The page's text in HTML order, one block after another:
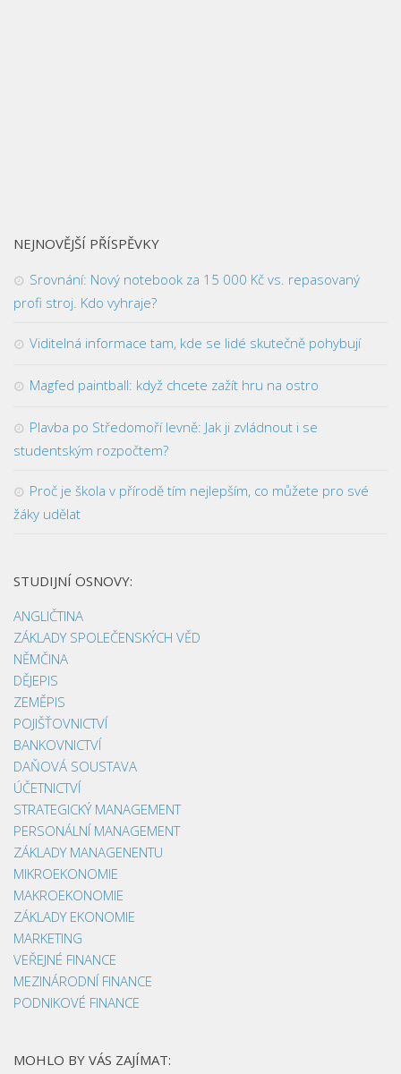
NEJNOVĚJŠÍ PŘÍSPĚVKY
Srovnání: Nový notebook za 15 000 Kč vs. repasovaný
profi stroj. Kdo vyhraje?
Viditelná informace tam, kde se lidé skutečně pohybují
Magfed paintball: když chcete zažít hru na ostro
Plavba po Středomoří levně: Jak ji zvládnout i se
studentským rozpočtem?
Proč je škola v přírodě tím nejlepším, co můžete pro své
žáky udělat
STUDIJNÍ OSNOVY:
ANGLIČTINA
ZÁKLADY SPOLEČENSKÝCH VĚD
NĚMČINA
DĚJEPIS
ZEMĚPIS
POJIŠŤOVNICTVÍ
BANKOVNICTVÍ
DAŇOVÁ SOUSTAVA
ÚČETNICTVÍ
STRATEGICKÝ MANAGEMENT
PERSONÁLNÍ MANAGEMENT
ZÁKLADY MANAGENENTU
MIKROEKONOMIE
MAKROEKONOMIE
ZÁKLADY EKONOMIE
MARKETING
VEŘEJNÉ FINANCE
MEZINÁRODNÍ FINANCE
PODNIKOVÉ FINANCE
MOHLO BY VÁS ZAJÍMAT: